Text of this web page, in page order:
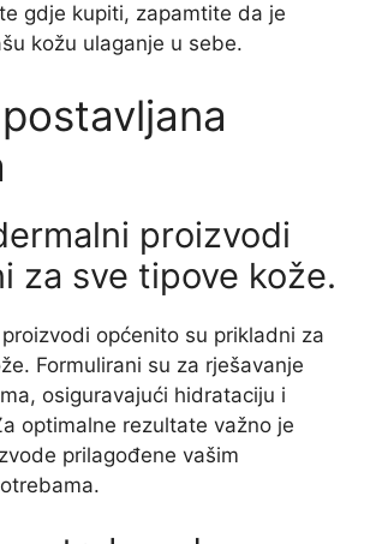
gdje kupiti, zapamtite da je
kožu ulaganje u sebe.
proizvodi
za sve tipove kože.
općenito su prikladni za
Formulirani su za rješavanje
osiguravajući hidrataciju i
optimalne rezultate važno je
prilagođene vašim